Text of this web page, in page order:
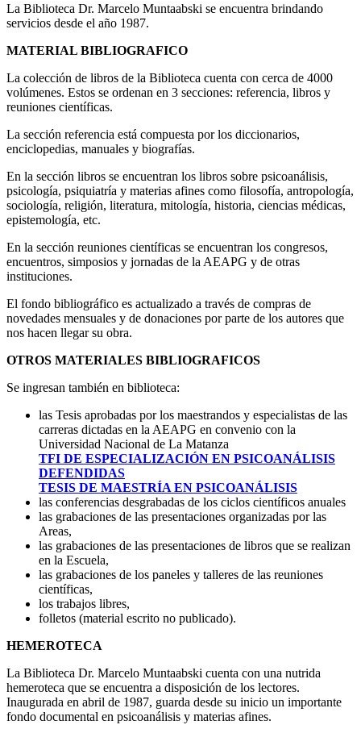
La Biblioteca Dr. Marcelo Muntaabski se encuentra brindando
servicios desde el año 1987.
MATERIAL BIBLIOGRAFICO
La colección de libros de la Biblioteca cuenta con cerca de 4000
volúmenes. Estos se ordenan en 3 secciones: referencia, libros y
reuniones científicas.
La sección referencia está compuesta por los diccionarios,
enciclopedias, manuales y biografías.
En la sección libros se encuentran los libros sobre psicoanálisis,
psicología, psiquiatría y materias afines como filosofía, antropología,
sociología, religión, literatura, mitología, historia, ciencias médicas,
epistemología, etc.
En la sección reuniones científicas se encuentran los congresos,
encuentros, simposios y jornadas de la AEAPG y de otras
instituciones.
El fondo bibliográfico es actualizado a través de compras de
novedades mensuales y de donaciones por parte de los autores que
nos hacen llegar su obra.
OTROS MATERIALES BIBLIOGRAFICOS
Se ingresan también en biblioteca:
las Tesis aprobadas por los maestrandos y especialistas de las
carreras dictadas en la AEAPG en convenio con la
Universidad Nacional de La Matanza
TFI DE ESPECIALIZACIÓN EN PSICOANÁLISIS
DEFENDIDAS
TESIS DE MAESTRÍA EN PSICOANÁLISIS
las conferencias desgrabadas de los ciclos científicos anuales
las grabaciones de las presentaciones organizadas por las
Areas,
las grabaciones de las presentaciones de libros que se realizan
en la Escuela,
las grabaciones de los paneles y talleres de las reuniones
científicas,
los trabajos libres,
folletos (material escrito no publicado).
HEMEROTECA
La Biblioteca Dr. Marcelo Muntaabski cuenta con una nutrida
hemeroteca que se encuentra a disposición de los lectores.
Inaugurada en abril de 1987, guarda desde su inicio un importante
fondo documental en psicoanálisis y materias afines.